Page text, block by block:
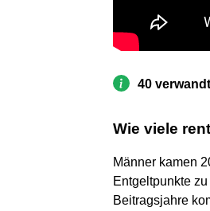
40
Wie viele
Männer kamen
Entgeltpunkte
Beitragsjahre